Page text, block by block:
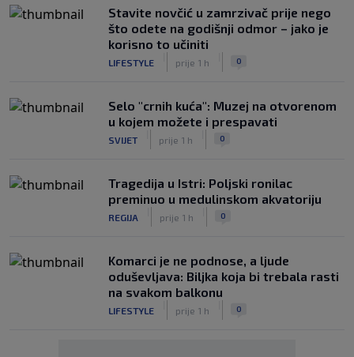
Stavite novčić u zamrzivač prije nego
što odete na godišnji odmor – jako je
korisno to učiniti
LIFESTYLE prije 1 h 0
Selo "crnih kuća": Muzej na otvorenom
u kojem možete i prespavati
SVIJET prije 1 h 0
Tragedija u Istri: Poljski ronilac
preminuo u medulinskom akvatoriju
REGIJA prije 1 h 0
Komarci je ne podnose, a ljude
oduševljava: Biljka koja bi trebala rasti
na svakom balkonu
LIFESTYLE prije 1 h 0